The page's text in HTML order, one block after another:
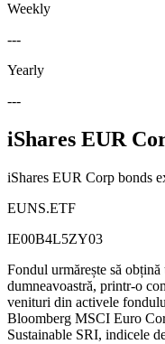
Weekly
---
Yearly
---
iShares EUR
iShares EUR Corp bonds
EUNS.ETF
IE00B4L5ZY03
Fondul urmărește să
dumneavoastră, printr-o
venituri din activele
Bloomberg MSCI Euro
Sustainable SRI, indicele